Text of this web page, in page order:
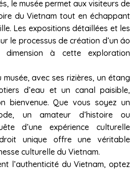
le musée permet aux visiteurs de
du Vietnam tout en échappant
Les expositions détaillées et les
le processus de création d’un áo
à cette exploration
avec ses rizières, un étang
d’eau et un canal paisible,
bienvenue. Que vous soyez un
un amateur d’histoire ou
d’une expérience culturelle
unique offre une véritable
culturelle du Vietnam.
l’authenticité du Vietnam, optez